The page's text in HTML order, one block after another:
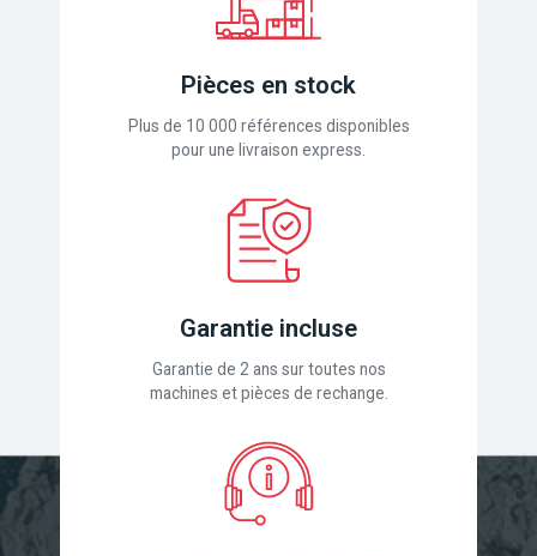
Pièces en stock
Plus de 10 000 références disponibles
pour une livraison express.
Garantie incluse
Garantie de 2 ans sur toutes nos
machines et pièces de rechange.